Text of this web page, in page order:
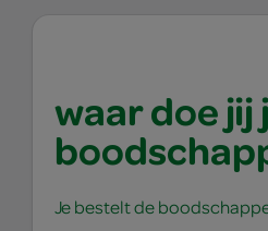
waar doe jij
Je bestelt de